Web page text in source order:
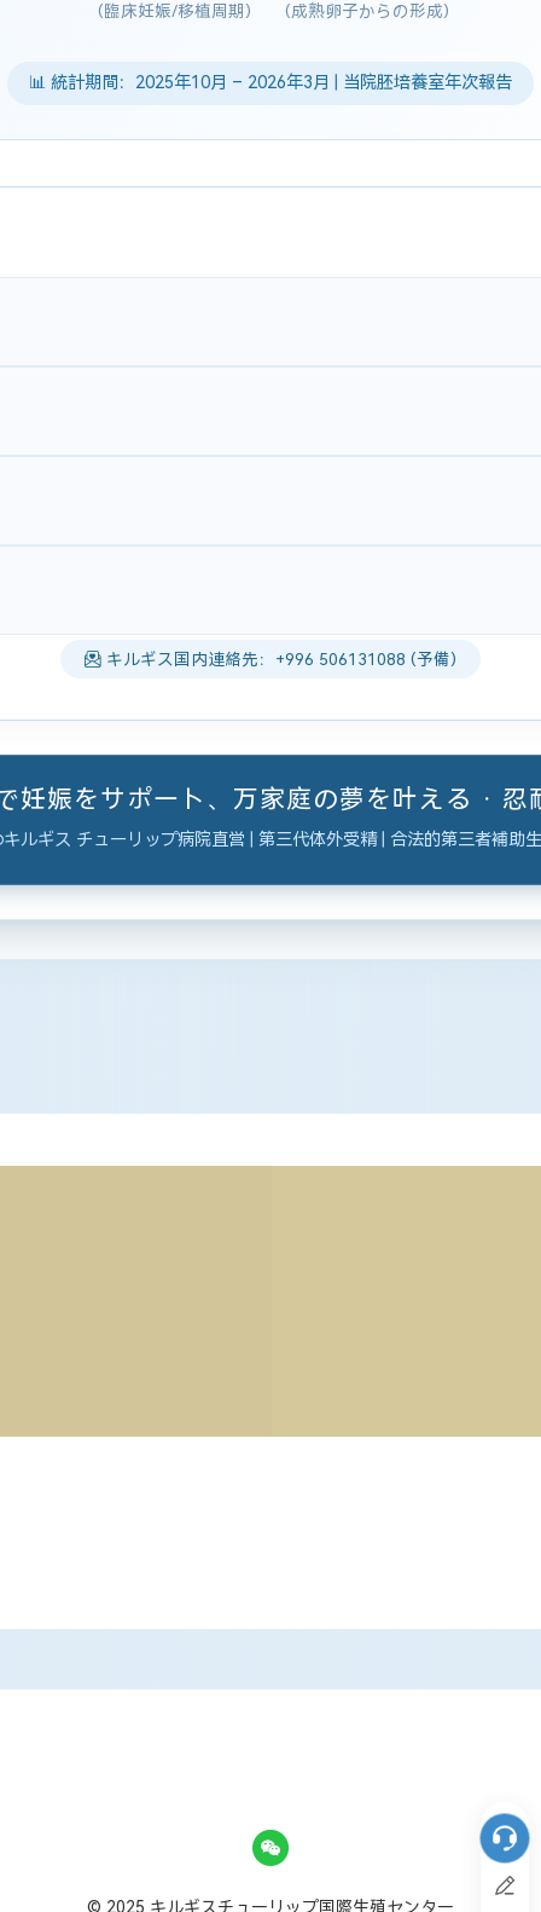
(臨床妊娠/移植周期) (成熟卵子からの形成)
📊 統計期間：2025年10月 – 2026年3月 | 当院胚培養室年次報告
キルギス国内連絡先：+996 506131088 (予備)
妊娠をサポート、万家庭の夢を叶える · 忍
キルギス チューリップ病院直営 | 第三代体外受精 | 合法的第三者補助
© 2025 キルギスチューリップ国際生殖センター